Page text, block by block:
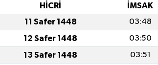
HİCRİ İMSAK
11 Safer 1448 03:48
12 Safer 1448 03:50
13 Safer 1448 03:51